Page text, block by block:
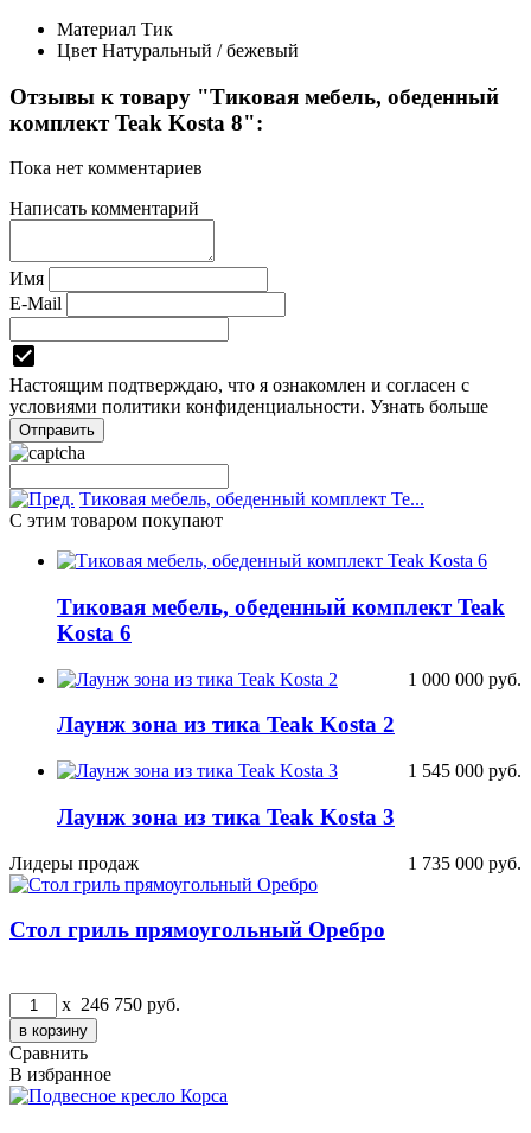
Материал Тик
Цвет Натуральный / бежевый
Отзывы к товару "Тиковая мебель, обеденный
комплект Teak Kosta 8":
Пока нет комментариев
Написать комментарий
Имя
E-Mail
Настоящим подтверждаю, что я ознакомлен и согласен с
условиями политики конфиденциальности. Узнать больше
Тиковая мебель, обеденный комплект Te...
С этим товаром покупают
Тиковая мебель, обеденный комплект Teak
Kosta 6
1 000 000 руб.
Лаунж зона из тика Teak Kosta 2
1 545 000 руб.
Лаунж зона из тика Teak Kosta 3
1 735 000 руб.
Лидеры продаж
Стол гриль прямоугольный Оребро
x 246 750 руб.
Сравнить
В избранное